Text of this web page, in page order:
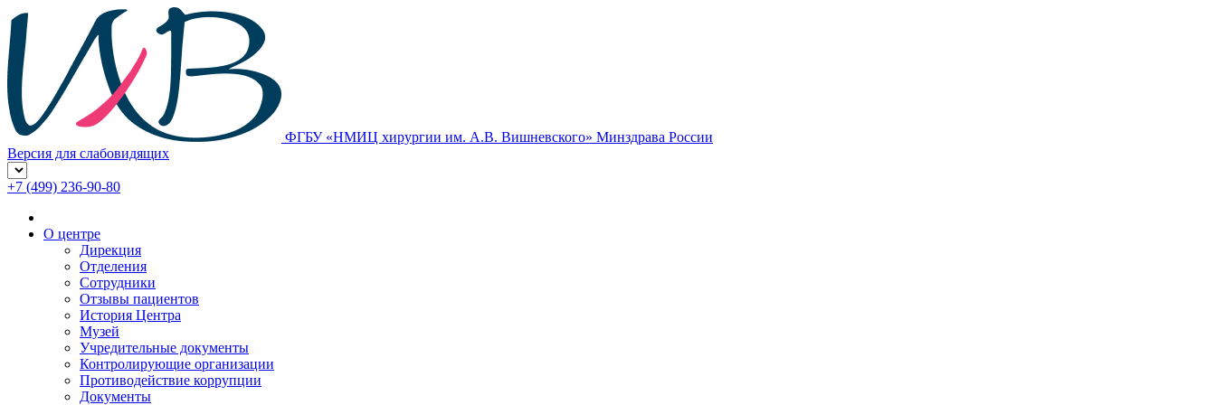
ФГБУ «НМИЦ хирургии им. А.В. Вишневского» Минздрава России
Версия для слабовидящих
+7 (499) 236-90-80
О центре
Дирекция
Отделения
Сотрудники
Отзывы пациентов
История Центра
Музей
Учредительные документы
Контролирующие организации
Противодействие коррупции
Документы